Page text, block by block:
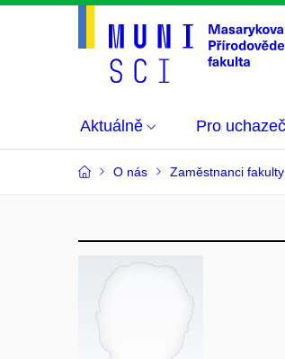
Aktuálně Pro
O nás Zaměstnanci fakulty